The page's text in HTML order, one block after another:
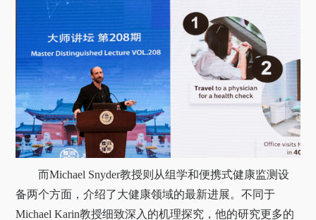
而Michael Snyder教授则从组学和便携式健康监测设
备两个方面，介绍了大健康领域的最新进展。不同于
Michael Karin教授细致深入的机理探究，他的研究更多的